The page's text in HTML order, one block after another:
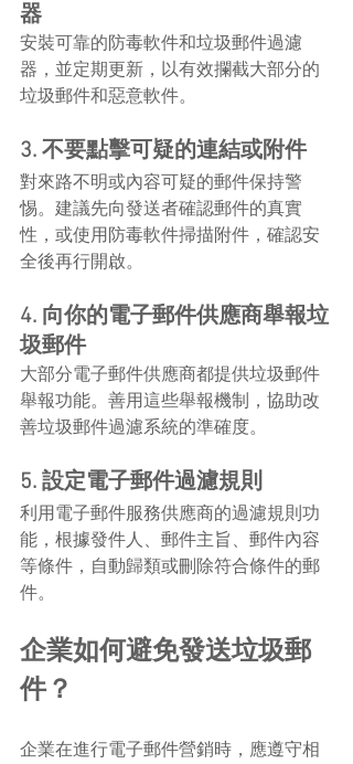
器
安裝可靠的防毒軟件和垃圾郵件過濾
器，並定期更新，以有效攔截大部分的
垃圾郵件和惡意軟件。
3. 不要點擊可疑的連結或附件
對來路不明或內容可疑的郵件保持警
惕。建議先向發送者確認郵件的真實
性，或使用防毒軟件掃描附件，確認安
全後再行開啟。
4. 向你的電子郵件供應商舉報垃
圾郵件
大部分電子郵件供應商都提供垃圾郵件
舉報功能。善用這些舉報機制，協助改
善垃圾郵件過濾系統的準確度。
5. 設定電子郵件過濾規則
利用電子郵件服務供應商的過濾規則功
能，根據發件人、郵件主旨、郵件內容
等條件，自動歸類或刪除符合條件的郵
件。
企業如何避免發送垃圾郵
件？
企業在進行電子郵件營銷時，應遵守相